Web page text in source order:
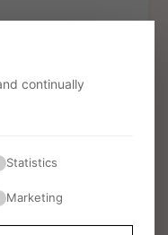
continually
Statistics
Marketing